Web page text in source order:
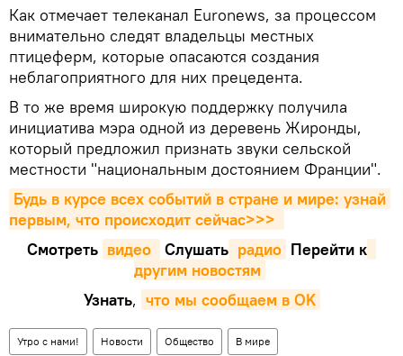
Как отмечает телеканал Euronews, за процессом
внимательно следят владельцы местных
птицеферм, которые опасаются создания
неблагоприятного для них прецедента.
В то же время широкую поддержку получила
инициатива мэра одной из деревень Жиронды,
который предложил признать звуки сельской
местности "национальным достоянием Франции".
Будь в курсе всех событий в стране и мире: узнай
первым, что происходит сейчаc>>>
Смотреть видео Cлушать радио Перейти к
другим новостям
Узнать, что мы сообщаем в OK
Утро с нами! Новости Общество В мире